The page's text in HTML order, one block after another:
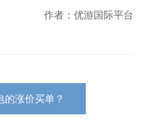
作者：优游国际平台
涨价买单？